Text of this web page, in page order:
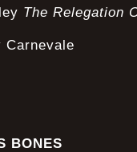
The Relegation
Carnevale
BONES